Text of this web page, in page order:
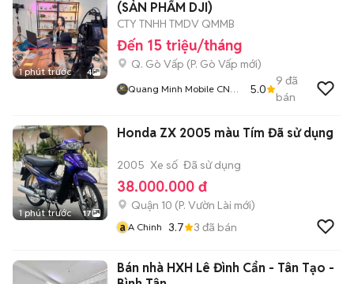
1 phút trước 4
(SẢN PHẨM DJI)
CTY TNHH TMDV QMMB
Đến 15 triệu/tháng
Q. Gò Vấp (P. Gò Vấp mới)
Quang Minh Mobile CN
5.0
9 đã
bán
1 phút trước 17
Honda ZX 2005 màu Tím Đã sử dụng
2005 Xe số Đã sử dụng
38.000.000 đ
Quận 10 (P. Vườn Lài mới)
a A Chinh 3.7 3 đã bán
Bán nhà HXH Lê Đình Cẩn - Tân Tạo -